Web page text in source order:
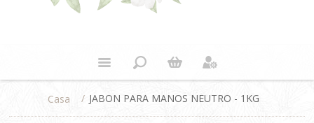
Casa / JABON PARA MANOS NEUTRO - 1KG